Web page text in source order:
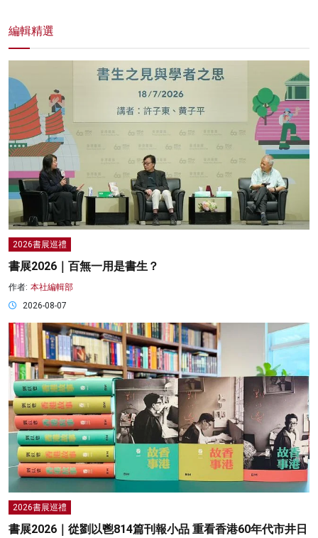
編輯精選
2026書展巡禮
書展2026｜百無一用是書生？
作者: 本社編輯部
2026-08-07
2026書展巡禮
書展2026｜從劉以鬯814篇刊報小品 重看香港60年代市井日